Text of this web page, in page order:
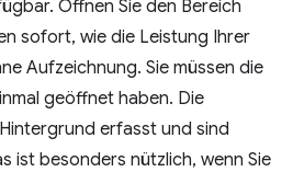
Öffnen Sie den Bereich
sofort, wie die Leistung Ihrer
Aufzeichnung. Sie müssen die
geöffnet haben. Die
erfasst und sind
ist besonders nützlich, wenn Sie